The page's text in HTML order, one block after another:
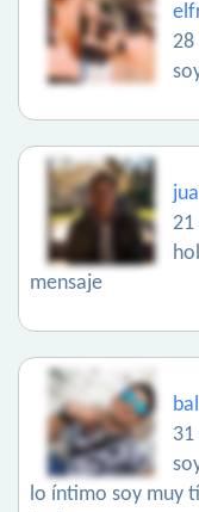
28
21
mensaje
lo íntimo soy muy